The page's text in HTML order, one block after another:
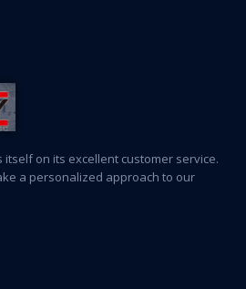
itself on its excellent customer service.
a personalized approach to our